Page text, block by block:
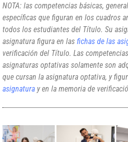
NOTA: las competencias básicas,
específicas que figuran en los cuadros
todos los estudiantes del Título. Su
asignatura figura en las fichas de las
verificación del Título. Las
asignaturas optativas solamente son
que cursan la asignatura optativa, y
asignatura y en la memoria de